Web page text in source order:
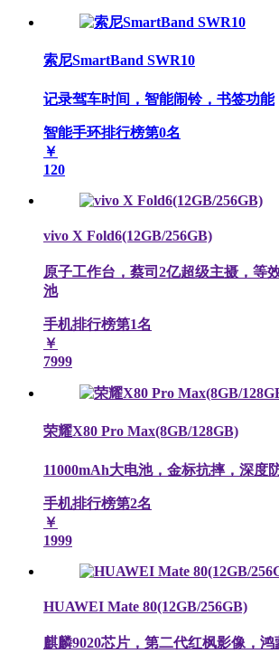
索尼SmartBand SWR10
记录驾车时间，智能闹铃，书签功能
智能手环排行榜第0名
￥
120
vivo X Fold6(12GB/256GB)
原子工作台，蔡司2亿超级主摄，等
池
手机排行榜第1名
￥
7999
荣耀X80 Pro Max(8GB/128GB)
11000mAh大电池，金标抗摔，深度
手机排行榜第2名
￥
1999
HUAWEI Mate 80(12GB/256GB)
麒麟9020芯片，第二代红枫影像，